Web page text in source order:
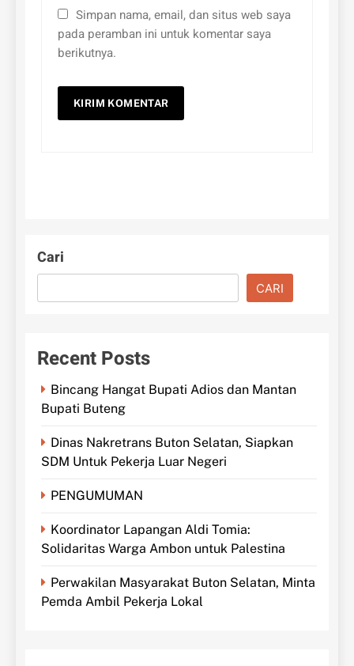
Simpan nama, email, dan situs web saya
pada peramban ini untuk komentar saya
berikutnya.
Cari
CARI
Recent Posts
Bincang Hangat Bupati Adios dan Mantan
Bupati Buteng
Dinas Nakretrans Buton Selatan, Siapkan
SDM Untuk Pekerja Luar Negeri
PENGUMUMAN
Koordinator Lapangan Aldi Tomia:
Solidaritas Warga Ambon untuk Palestina
Perwakilan Masyarakat Buton Selatan, Minta
Pemda Ambil Pekerja Lokal